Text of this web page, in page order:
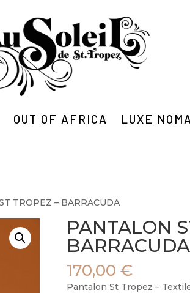
OUT OF AFRICA LUXE
TROPEZ – BARRACUDA
PANTALON
BARRACUDA
170,00 €
Pantalon St Tropez –